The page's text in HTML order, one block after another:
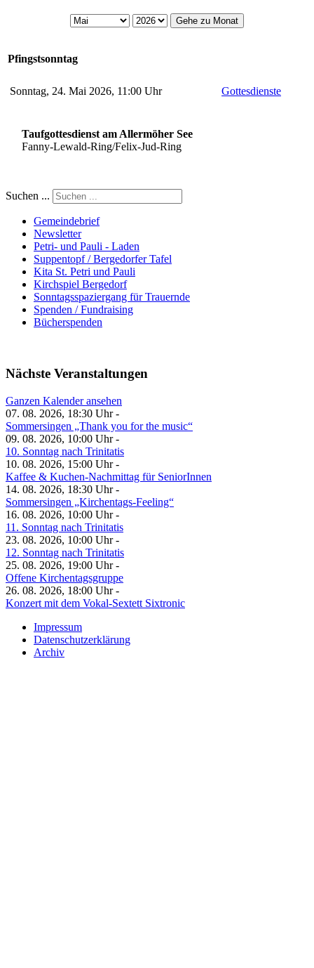
Gehe zu Monat
Pfingstsonntag
Sonntag, 24. Mai 2026, 11:00 Uhr Gottesdienste
Taufgottesdienst am Allermöher See
Fanny-Lewald-Ring/Felix-Jud-Ring
Suchen ...
Gemeindebrief
Newsletter
Petri- und Pauli - Laden
Suppentopf / Bergedorfer Tafel
Kita St. Petri und Pauli
Kirchspiel Bergedorf
Sonntagsspaziergang für Trauernde
Spenden / Fundraising
Bücherspenden
Nächste Veranstaltungen
Ganzen Kalender ansehen
07. 08. 2026, 18:30 Uhr -
Sommersingen „Thank you for the music“
09. 08. 2026, 10:00 Uhr -
10. Sonntag nach Trinitatis
10. 08. 2026, 15:00 Uhr -
Kaffee & Kuchen-Nachmittag für SeniorInnen
14. 08. 2026, 18:30 Uhr -
Sommersingen „Kirchentags-Feeling“
16. 08. 2026, 10:00 Uhr -
11. Sonntag nach Trinitatis
23. 08. 2026, 10:00 Uhr -
12. Sonntag nach Trinitatis
25. 08. 2026, 19:00 Uhr -
Offene Kirchentagsgruppe
26. 08. 2026, 18:00 Uhr -
Konzert mit dem Vokal-Sextett Sixtronic
Impressum
Datenschutzerklärung
Archiv